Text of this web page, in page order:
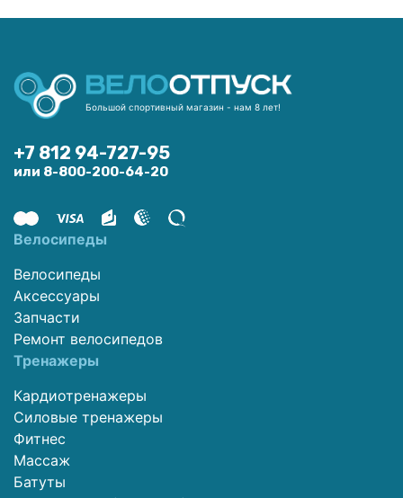
Большой спортивный магазин - нам 8 лет!
+7 812 94-727-95
или 8-800-200-64-20
Велосипеды
Велосипеды
Аксессуары
Запчасти
Ремонт велосипедов
Тренажеры
Кардиотренажеры
Силовые тренажеры
Фитнес
Массаж
Батуты